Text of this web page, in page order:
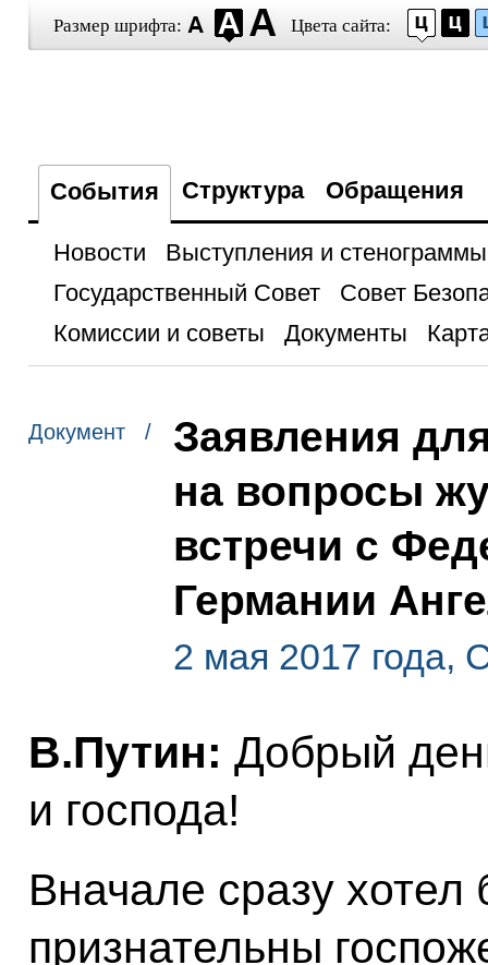
Размер шрифта: Цвета сайта:
События Структура Обращения
Новости
Выступления и стенограммы
Государственный Совет
Совет
Комиссии и советы
Документы
Документ /
Заявления
на вопросы
встречи с
Германии
2 мая 2017 года,
В.Путин: Добрый
и господа!
Вначале сразу хотел
признательны